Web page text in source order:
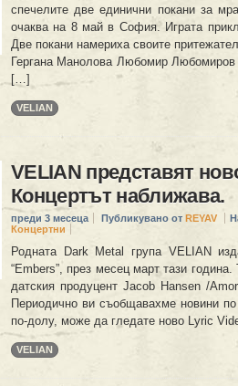
спечелите две единични покани за
очаква на 8 май в София. Играта
Две покани намериха своите
Гергана Манолова Любомир
[…]
VELIAN
VELIAN представят
Концертът наближава.
преди 3 месеца Публикувано от REYAV
Концертни
Родната Dark Metal група VELIAN
“Embers”, през месец март тази
датския продуцент Jacob Hansen /
Периодично ви съобщавахме новини
по-долу, може да гледате ново Lyric
VELIAN